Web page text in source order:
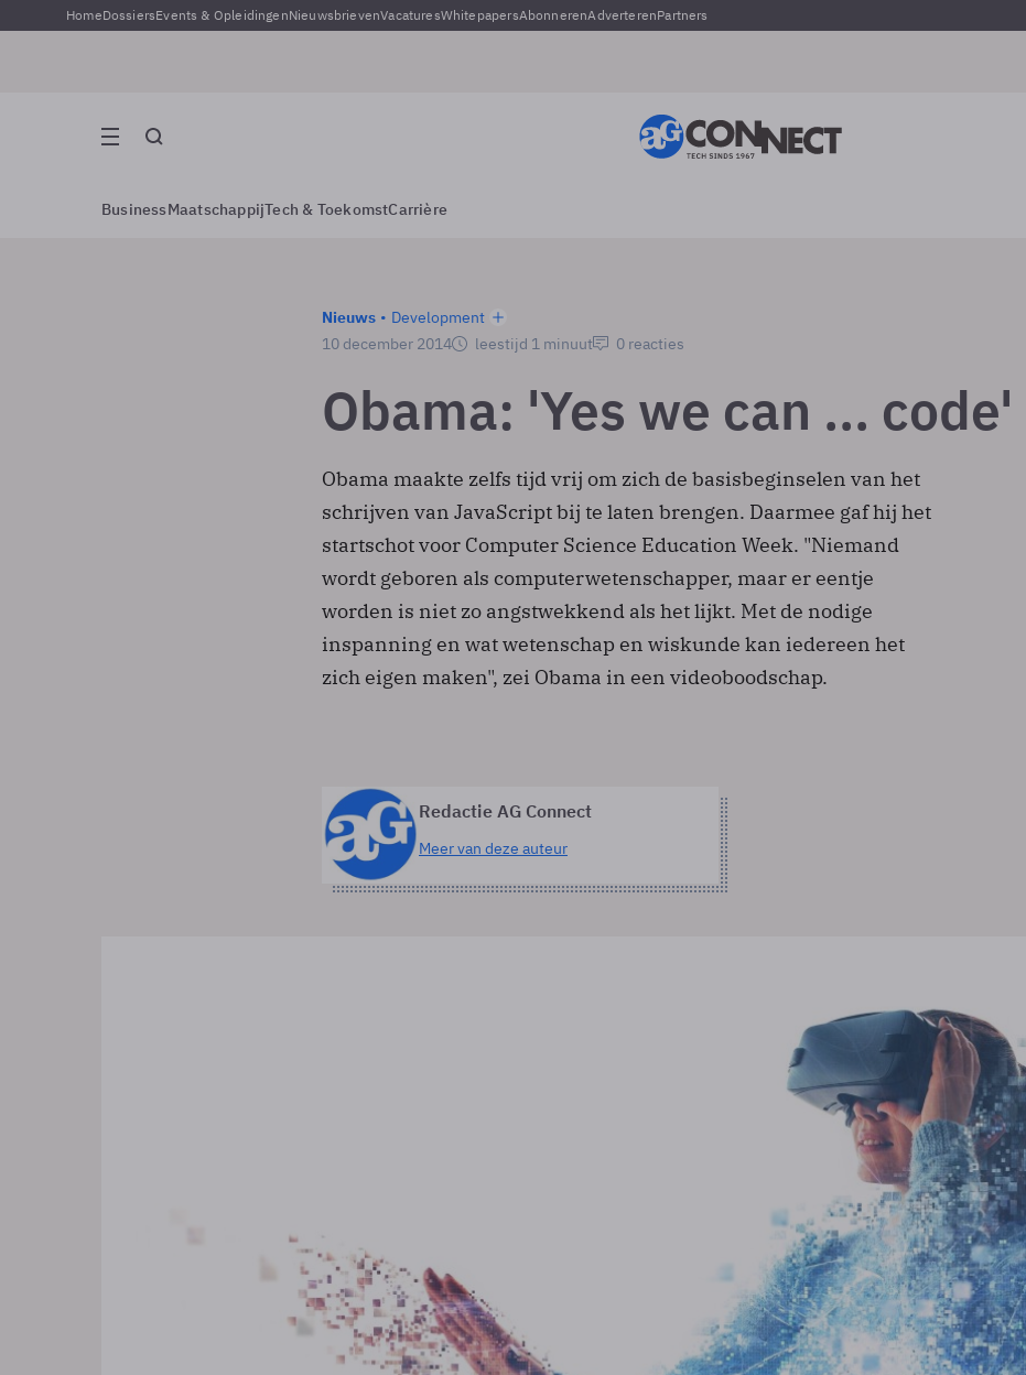
HomeDossiersEvents & OpleidingenNieuwsbrievenVacaturesWhitepapersAbonnerenAdverterenPartners
BusinessMaatschappijTech & ToekomstCarrière
Nieuws
Development
10 december 2014
leestijd 1 minuut 0 reacties
Obama: 'Yes we can ... code'
Obama maakte zelfs tijd vrij om zich de basisbeginselen van het
schrijven van JavaScript bij te laten brengen. Daarmee gaf hij het
startschot voor Computer Science Education Week. "Niemand
wordt geboren als computerwetenschapper, maar er eentje
worden is niet zo angstwekkend als het lijkt. Met de nodige
inspanning en wat wetenschap en wiskunde kan iedereen het
zich eigen maken", zei Obama in een videoboodschap.
Redactie AG Connect
Meer van deze auteur